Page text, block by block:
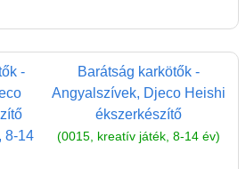
Barátság karkötők -
Angyalszívek, Djeco Heishi
ékszerkészítő
(0015, kreatív játék, 8-14 év)